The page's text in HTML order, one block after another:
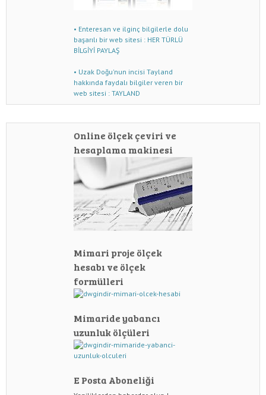
• Enteresan ve ilginç bilgilerle dolu
başarılı bir web sitesi : HER TÜRLÜ
BİLGİYİ PAYLAŞ
• Uzak Doğu'nun incisi Tayland
hakkında faydalı bilgiler veren bir
web sitesi : TAYLAND
Online ölçek çeviri ve
hesaplama makinesi
Mimari proje ölçek
hesabı ve ölçek
formülleri
Mimaride yabancı
uzunluk ölçüleri
E Posta Aboneliği